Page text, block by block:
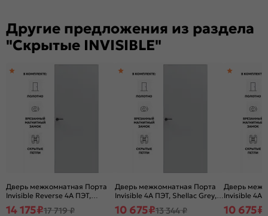
Другие предложения из раздела
"Скрытые INVISIBLE"
Дверь межкомнатная Порта
Invisible Reverse 4A ПЭТ,
правое открывание, Shellac
Grey, глухая, скрытая, кромка
14 175₽17 719 ₽
Дверь межкомнатная Порта
Invisible 4A ПЭТ, Shellac Grey,
глухая, скрытая, кромка
алюминиевая матовый хром,
10 675₽13 344 ₽
Дверь
Invisible 4A
глухая,
10 675₽